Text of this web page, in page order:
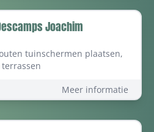
Joachim
tuinschermen plaatsen,
Meer informatie